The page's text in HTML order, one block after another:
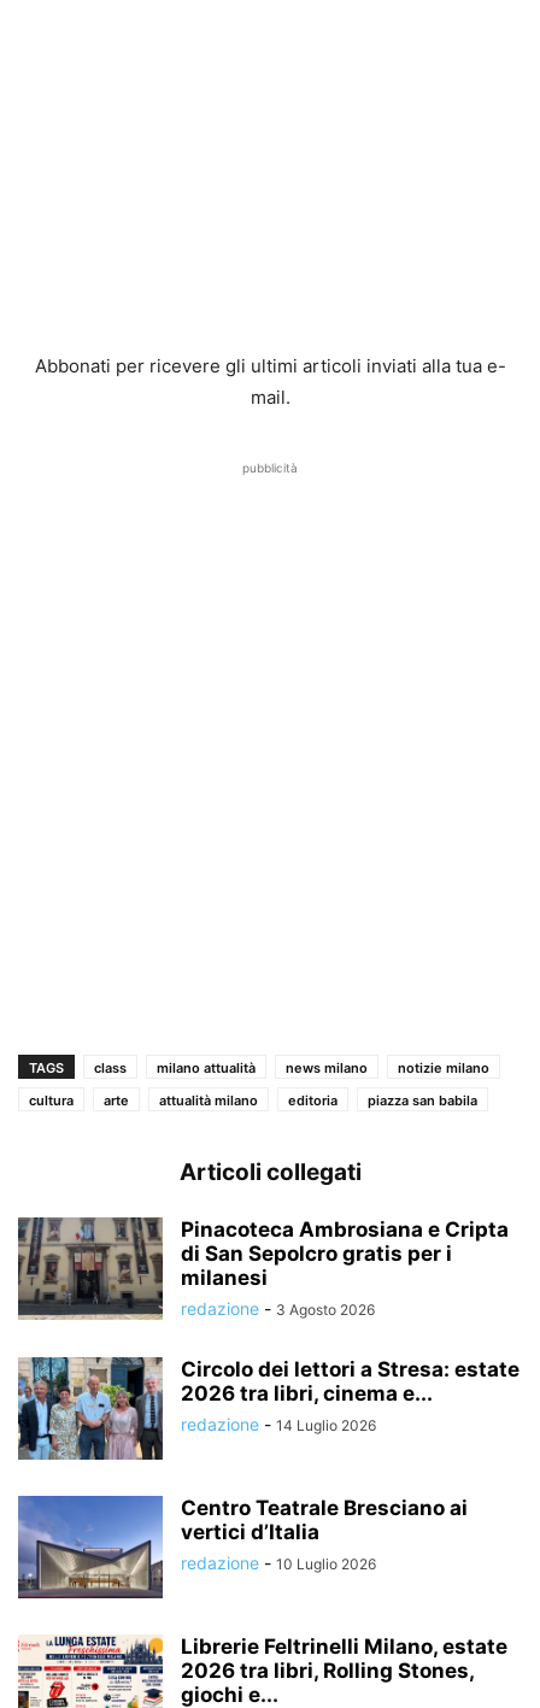
Abbonati per ricevere gli ultimi articoli inviati alla tua e-
mail.
pubblicità
TAGS class milano attualità news milano
notizie milano
cultura
arte attualità milano editoria piazza san babila
Articoli collegati
Pinacoteca Ambrosiana e Cripta
di San Sepolcro gratis per i
milanesi
redazione - 3 Agosto 2026
Circolo dei lettori a Stresa: estate
2026 tra libri, cinema e...
redazione - 14 Luglio 2026
Centro Teatrale Bresciano ai
vertici d’Italia
redazione - 10 Luglio 2026
Librerie Feltrinelli Milano, estate
2026 tra libri, Rolling Stones,
giochi e...